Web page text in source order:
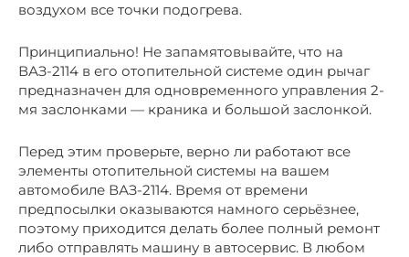
воздухом все точки подогрева.
Принципиально! Не запамятовывайте, что на
ВАЗ-2114 в его отопительной системе один рычаг
предназначен для одновременного управления 2-
мя заслонками — краника и большой заслонкой.
Перед этим проверьте, верно ли работают все
элементы отопительной системы на вашем
автомобиле ВАЗ-2114. Время от времени
предпосылки оказываются намного серьёзнее,
поэтому приходится делать более полный ремонт
либо отправлять машину в автосервис. В любом